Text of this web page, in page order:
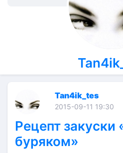
Tan4ik_tes
2015-09-11 19:30
Рецепт закуски
буряком»